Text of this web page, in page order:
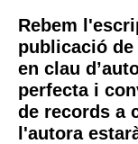
Rebem
publicació de
en clau
perfecta i
de records a
l'autora